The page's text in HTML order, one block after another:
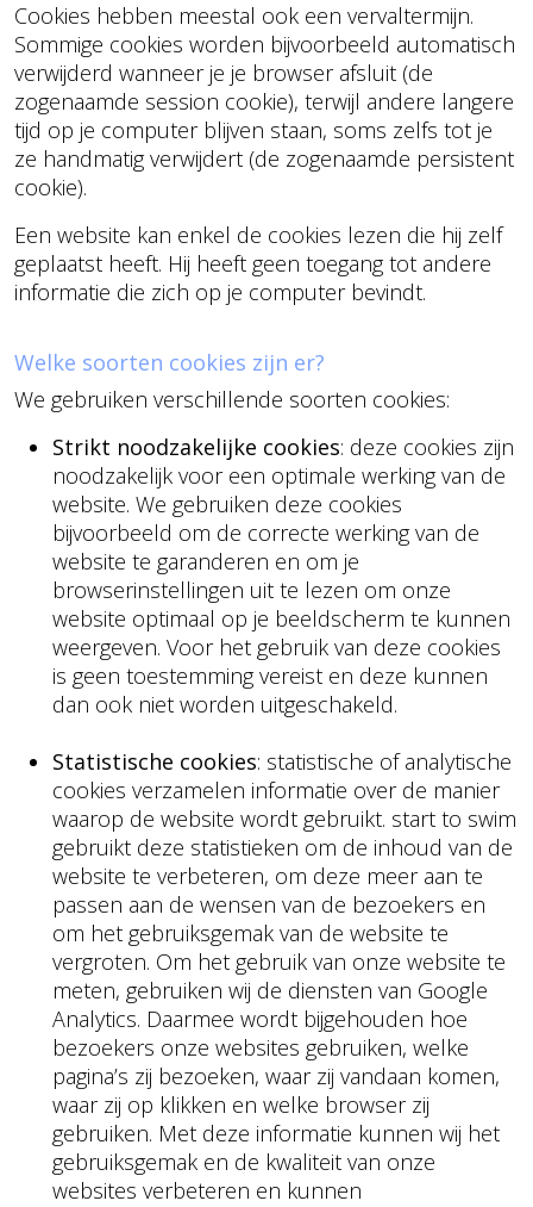
Cookies hebben meestal ook een vervaltermijn.
Sommige cookies worden bijvoorbeeld automatisch
verwijderd wanneer je je browser afsluit (de
zogenaamde session cookie), terwijl andere langere
tijd op je computer blijven staan, soms zelfs tot je
ze handmatig verwijdert (de zogenaamde persistent
cookie).
Een website kan enkel de cookies lezen die hij zelf
geplaatst heeft. Hij heeft geen toegang tot andere
informatie die zich op je computer bevindt.
Welke soorten cookies zijn er?
We gebruiken verschillende soorten cookies:
Strikt noodzakelijke cookies: deze cookies zijn
noodzakelijk voor een optimale werking van de
website. We gebruiken deze cookies
bijvoorbeeld om de correcte werking van de
website te garanderen en om je
browserinstellingen uit te lezen om onze
website optimaal op je beeldscherm te kunnen
weergeven. Voor het gebruik van deze cookies
is geen toestemming vereist en deze kunnen
dan ook niet worden uitgeschakeld.
Statistische cookies: statistische of analytische
cookies verzamelen informatie over de manier
waarop de website wordt gebruikt. start to swim
gebruikt deze statistieken om de inhoud van de
website te verbeteren, om deze meer aan te
passen aan de wensen van de bezoekers en
om het gebruiksgemak van de website te
vergroten. Om het gebruik van onze website te
meten, gebruiken wij de diensten van Google
Analytics. Daarmee wordt bijgehouden hoe
bezoekers onze websites gebruiken, welke
pagina’s zij bezoeken, waar zij vandaan komen,
waar zij op klikken en welke browser zij
gebruiken. Met deze informatie kunnen wij het
gebruiksgemak en de kwaliteit van onze
websites verbeteren en kunnen